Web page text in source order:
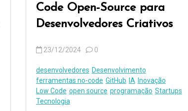
Code Open-Source para
Desenvolvedores Criativos
23/12/2024 0
desenvolvedores Desenvolvimento
ferramentas no-code GitHub IA Inovação
Low Code open source programação Startups
Tecnologia